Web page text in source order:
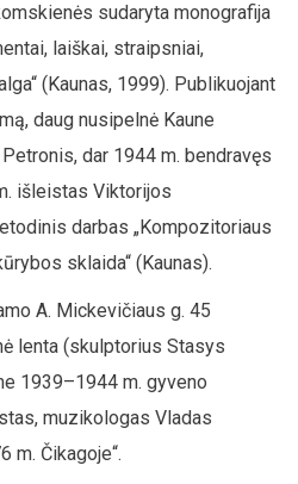
sudaryta monografija
laiškai, straipsniai,
(Kaunas, 1999). Publikuojant
daug nusipelnė Kaune
dar 1944 m. bendravęs
išleistas Viktorijos
darbas „Kompozitoriaus
sklaida“ (Kaunas).
A. Mickevičiaus g. 45
lenta (skulptorius Stasys
1939–1944 m. gyveno
muzikologas Vladas
m. Čikagoje“.